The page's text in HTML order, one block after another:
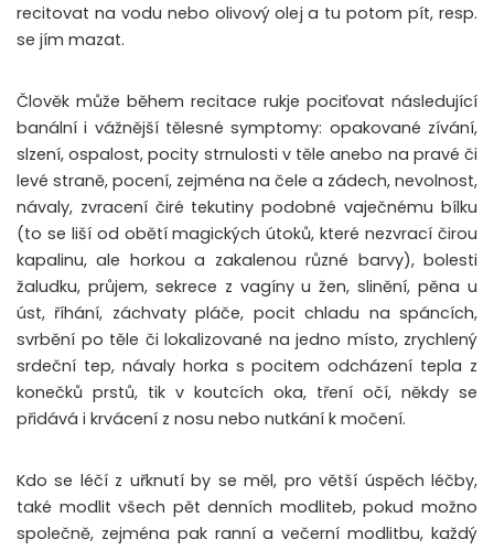
recitovat na vodu nebo olivový olej a tu potom pít, resp.
se jím mazat.
Člověk může během recitace rukje pociťovat následující
banální i vážnější tělesné symptomy: opakované zívání,
slzení, ospalost, pocity strnulosti v těle anebo na pravé či
levé straně, pocení, zejména na čele a zádech, nevolnost,
návaly, zvracení čiré tekutiny podobné vaječnému bílku
(to se liší od obětí magických útoků, které nezvrací čirou
kapalinu, ale horkou a zakalenou různé barvy), bolesti
žaludku, průjem, sekrece z vagíny u žen, slinění, pěna u
úst, říhání, záchvaty pláče, pocit chladu na spáncích,
svrbění po těle či lokalizované na jedno místo, zrychlený
srdeční tep, návaly horka s pocitem odcházení tepla z
konečků prstů, tik v koutcích oka, tření očí, někdy se
přidává i krvácení z nosu nebo nutkání k močení.
Kdo se léčí z uřknutí by se měl, pro větší úspěch léčby,
také modlit všech pět denních modliteb, pokud možno
společně, zejména pak ranní a večerní modlitbu, každý